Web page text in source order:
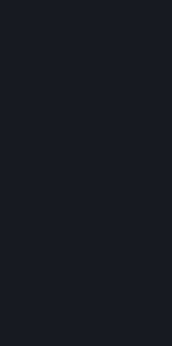
告知其他多人在线游戏
为或活动、实施作弊行
平台的体验，完美世界
内容和服务。您知晓并
和服务和/或帐户，则无
作为平台的用户，您同
许、本协议另有规定或
平台以及其提供的内容
（1）以任何方式对平台
译、反向工程、破解源
（2）上传或者以其他方
件或其他文件，除非您
（3）以通过平台使用任
商标、专利、商业秘密